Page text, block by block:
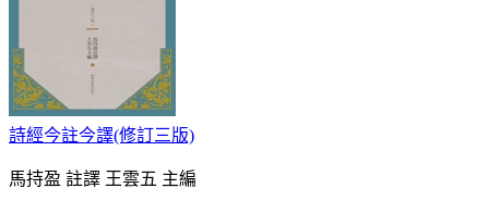
詩經今註今譯(修訂三版)
馬持盈 註譯 王雲五 主編